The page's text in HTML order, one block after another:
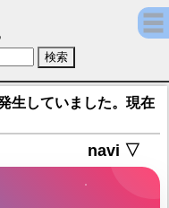
仁)【東京放課後サ
生していました。現在
navi ▽